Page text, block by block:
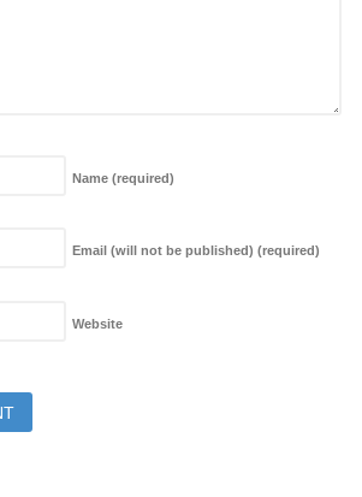
Name (required)
Email (will not be published) (required)
Website